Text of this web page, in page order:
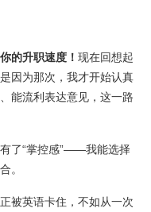
的升职速度！ 现在回想起
因为那次，我才开始认真
能流利表达意见，这一路
了“掌控感”——我能选择
。
被英语卡住，不如从一次